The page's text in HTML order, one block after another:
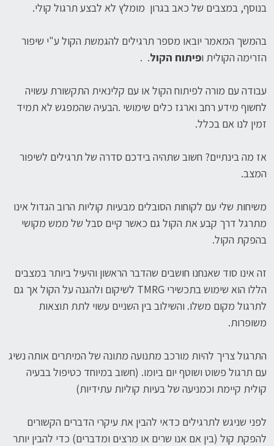
בנוסף, במצבים של כאב בגרון מומלץ לא לבצע תרגול קולי.
בהמשך המאמר יובאו מספר תרגילים להגמשת הקול ע"י שיפור
הזרימה הקולית ופיתוח הקול. .
עבודה עם מורה לפיתוח הקול או עם קלינאית התקשורת עשויה
לחשוף מידע רחב וארגז כלים שימושי .הבעיה שהמפגש לא תמיד
זמין לנו אם בכלל.
אז מה בינתיים? חשוב שתהיה בידכם סדרה של תרגילים לשיפור
המצב.
משיחות שלי עם לקוחות הסובלים מבעיות קוליות הרוב הגדול אינו
מתרגל דרך קבע את הקול גם כאשר קיים סבל של ממש מקושי
בהפקת הקול.
זה אינו סוד שאנחנו חושבים שהדבר הראשון והיעיל ביותר במצבים
הללו הוא שימוש בתכשירי TMRG לשיקום ולהגנה על הקול אך גם
לתרגול מקום משלו. והשילוב בין השניים עשוי לתת תוצאות
משופרות.
התרגול צריך להיות מורכב מתנועה מתונה של המיתרים אותה נשיג
עם תרגול פשוט ושוטף יום ביומו. (חשוב במיוחד כטיפול בבעיה
קולית קיימת וכמניעה של בעיות קוליות עתידיות)
לפני שניגש לתרגילים כדאי להבין את עיקרי הדברים הקשורים
להפקת קול (בין אם אנו שרים או מרצים ומדברים) כדי להבין יותר